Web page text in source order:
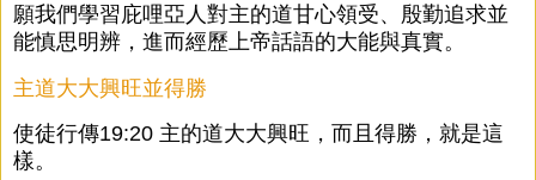
願我們學習庇哩亞人對主的道甘心領受、殷勤追求並
能慎思明辨，進而經歷上帝話語的大能與真實。
主道大大興旺並得勝
使徒行傳19:20 主的道大大興旺，而且得勝，就是這
樣。